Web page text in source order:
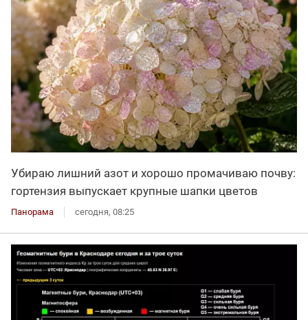
Убираю лишний азот и хорошо промачиваю почву:
гортензия выпускает крупные шапки цветов
Панорама сегодня, 08:25